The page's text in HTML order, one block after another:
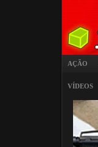
AÇÃO
VÍDEOS